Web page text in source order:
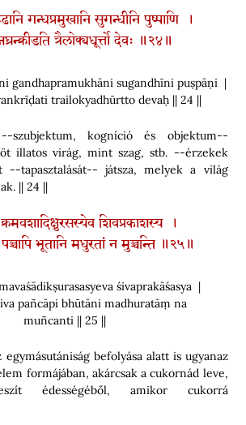
गन्धप्रमुखानि सुगन्धीनि पुष्पाणि ।
त्रैलोक्यधूर्त्तो देवः ॥२४॥
gandhapramukhāni sugandhīni puṣpāṇi |
trailokyadhūrtto devaḥ || 24 ||
kogníció és objektum--
illatos virág, mint szag, stb. --érzekek
--tapasztalását-- játsza, melyek a világ
|| 24 ||
शिवप्रकाशस्य ।
भूतानि मधुरतां न मुञ्चन्ति ॥२५॥
śivaprakāśasya |
pañcāpi bhūtāni madhuratāṃ na
muñcanti || 25 ||
egymásutániság befolyása alatt is ugyanaz
formájában, akárcsak a cukornád leve,
édességéből, amikor cukorrá